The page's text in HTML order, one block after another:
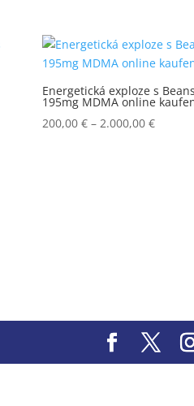
Energetická exploze s Beans
195mg MDMA online
200,00€ – 2.000,00€Price